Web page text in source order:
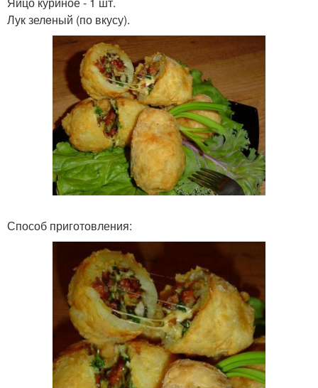
Лук зелeный (по вкусу).
Способ приготовления: